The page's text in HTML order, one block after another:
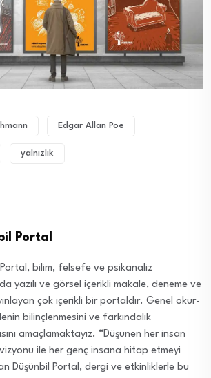
Edgar Allan Poe
yalnızlık
Portal
Portal, bilim, felsefe ve psikanaliz
yazılı ve görsel içerikli makale, deneme ve
çok içerikli bir portaldır. Genel okur-
bilinçlenmesini ve farkındalık
amaçlamaktayız. “Düşünen her insan
ile her genç insana hitap etmeyi
Düşünbil Portal, dergi ve etkinliklerle bu